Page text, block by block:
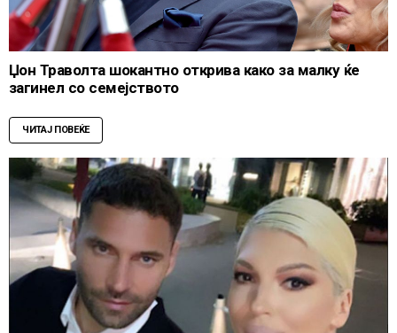
Џон Траволта шокантно открива како за малку ќе
загинел со семејството
ЧИТАЈ ПОВЕЌЕ